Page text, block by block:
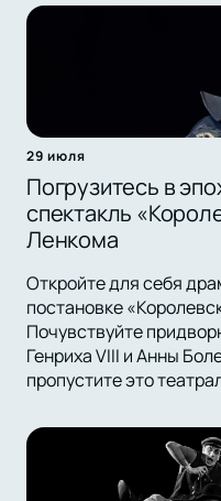
29 июля
Погрузитесь в
спектакль
Ленкома
Откройте для себя
постановке
Почувствуйте
Генриха VIII и Анны
пропустите это